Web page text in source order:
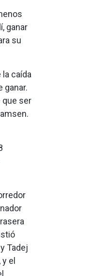
ganar
su
la caída
ganar.
que ser
Tadej
el